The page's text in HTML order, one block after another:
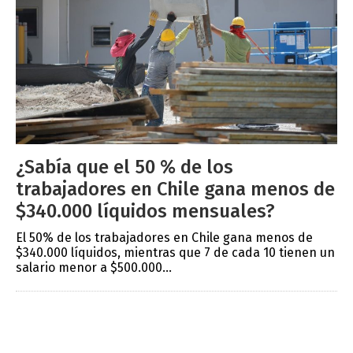
¿Sabía que el 50 % de los
trabajadores en Chile gana menos de
$340.000 líquidos mensuales?
El 50% de los trabajadores en Chile gana menos de
$340.000 líquidos, mientras que 7 de cada 10 tienen un
salario menor a $500.000...